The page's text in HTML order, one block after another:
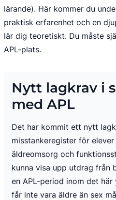
lärande). Här kommer du
praktisk erfarenhet och en
lär dig teoretiskt. Du måste
APL-plats.
Nytt lagkrav i
med APL
Det har kommit ett nytt
misstankeregister för
äldreomsorg och
kunna visa upp utdrag från
en APL-period inom det
får inte vara äldre än sex